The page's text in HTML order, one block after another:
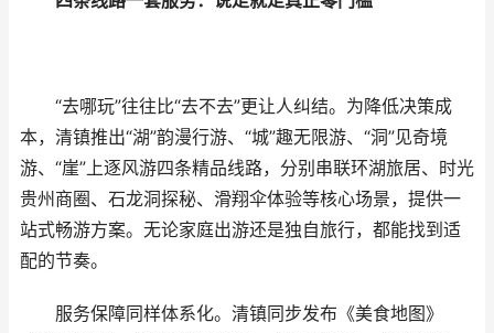
“去哪玩”往往比“去不去”更让人纠结。为降低决策成
本，清镇推出“湖”韵漫行游、“城”趣无限游、“洞”见奇境
游、“崖”上逐风游四条精品线路，分别串联环湖旅居、时光
贵州商圈、石龙洞探秘、滑翔伞体验等核心场景，提供一
站式畅游方案。无论家庭出游还是独自旅行，都能找到适
配的节奏。
服务保障同样体系化。清镇同步发布《美食地图》